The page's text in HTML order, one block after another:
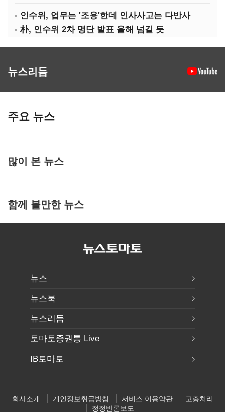
인수위, 업무는 '조용'한데 인사사고는 다반사
朴, 인수위 2차 명단 발표 올해 넘길 듯
뉴스리듬
주요 뉴스
많이 본 뉴스
함께 볼만한 뉴스
뉴스
뉴스북
뉴스리듬
토마토증권통 Live
IB토마토
회사소개 개인정보취급방침 서비스 이용약관
고충처리
정정반론보도